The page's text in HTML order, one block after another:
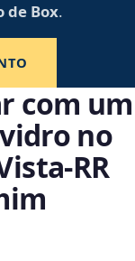
de Box.
com um
no